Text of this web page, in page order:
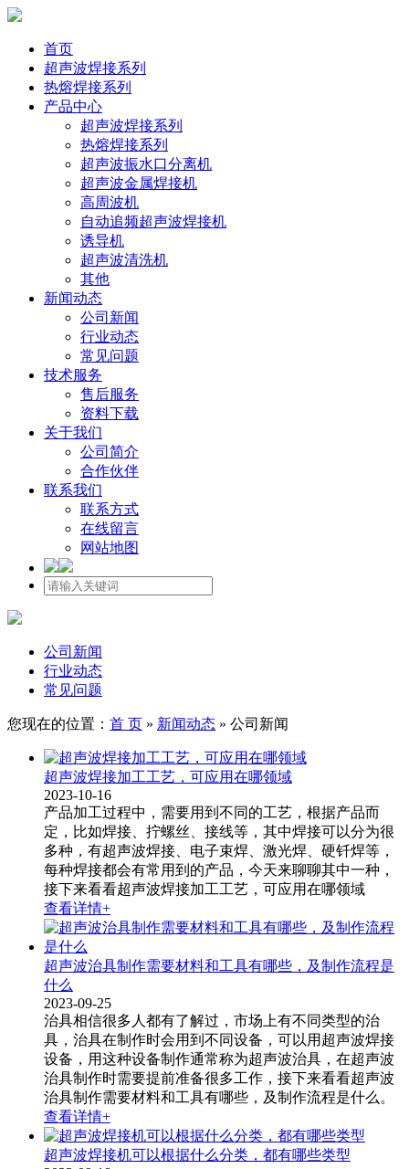
首页
超声波焊接系列
热熔焊接系列
产品中心
超声波焊接系列
热熔焊接系列
超声波振水口分离机
超声波金属焊接机
高周波机
自动追频超声波焊接机
诱导机
超声波清洗机
其他
新闻动态
公司新闻
行业动态
常见问题
技术服务
售后服务
资料下载
关于我们
公司简介
合作伙伴
联系我们
联系方式
在线留言
网站地图
公司新闻
行业动态
常见问题
您现在的位置： 首 页 » 新闻动态 » 公司新闻
超声波焊接加工工艺，可应用在哪领域
2023-10-16
产品加工过程中，需要用到不同的工艺，根据产品而
定，比如焊接、拧螺丝、接线等，其中焊接可以分为很
多种，有超声波焊接、电子束焊、激光焊、硬钎焊等，
每种焊接都会有常用到的产品，今天来聊聊其中一种，
接下来看看超声波焊接加工​工艺，可应用在哪领域
查看详情+
超声波治具制作需要材料和工具有哪些，及制作流程是
什么
2023-09-25
治具相信很多人都有了解过，市场上有不同类型的治
具，治具在制作时会用到不同设备，可以用超声波焊接
设备，用这种设备制作通常称为超声波治具​，在超声波
治具制作时需要提前准备很多工作，接下来看看超声波
治具制作需要材料和工具有哪些，及制作流程是什么。
查看详情+
超声波焊接机可以根据什么分类，都有哪些类型